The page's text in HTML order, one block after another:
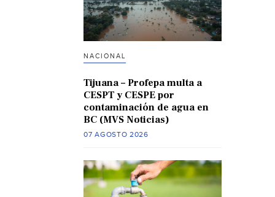
NACIONAL
Tijuana – Profepa multa a
CESPT y CESPE por
contaminación de agua en
BC (MVS Noticias)
07 AGOSTO 2026